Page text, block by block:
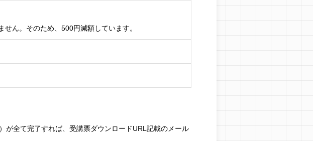
ん。そのため、500円減額しています。
が全て完了すれば、受講票ダウンロードURL記載のメール